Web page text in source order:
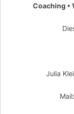
Coaching •
Julia